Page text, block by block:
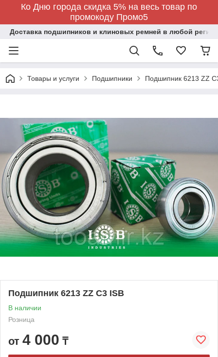
Ко Дню города скидка 5% на весь товар по
промокоду Промо5
Доставка подшипников и клиновых ремней в любой регион
Товары и услуги Подшипники Подшипник 6213 ZZ
Подшипник 6213 ZZ C3 ISB
В наличии
Розница
от 4 000 ₸